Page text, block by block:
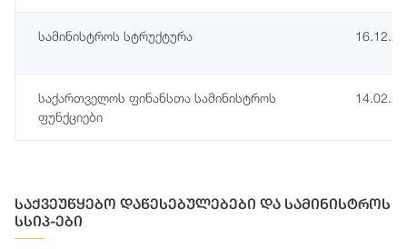
სამინისტროს სტრუქტურა
საქართველოს ფინანსთა სამინისტროს
ფუნქციები
საქვეუწყებო დაწესებულებები და სამინისტროს
სსიპ-ები